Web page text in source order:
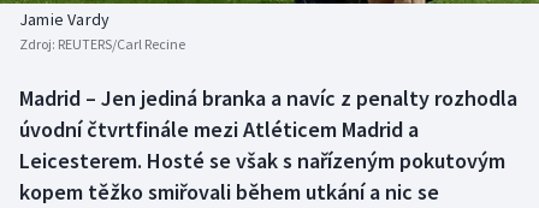
Biatlon
Box
Curling
Aplikace ČT sport
Jamie Vardy
Zdroj: REUTERS/Carl Recine
Madrid – Jen jediná branka a navíc z penalty rozhodla
úvodní čtvrtfinále mezi Atléticem Madrid a
Leicesterem. Hosté se však s nařízeným pokutovým
kopem těžko smiřovali během utkání a nic se